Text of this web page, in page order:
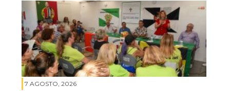
7 AGOSTO, 2026